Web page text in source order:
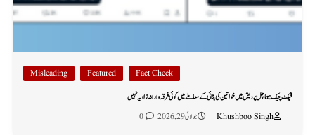
Fact Check
Featured
Misleading
فیکٹ چیک: ہماچل پردیش میں خواتین کی پٹائی کے معاملے میں کوئی فرقہ وارانہ زاویہ نہیں
Khushboo Singh
جولائی 29, 2026 0